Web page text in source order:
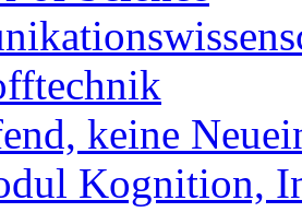
keine
Kognition,